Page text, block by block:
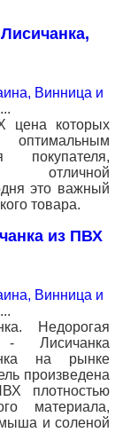
Винница и
...
цена которых
покупателя,
отличной
это важный
товара.
из ПВХ
Винница и
...
Недорогая
на рынке
произведена
плотностью
материала,
и соленой